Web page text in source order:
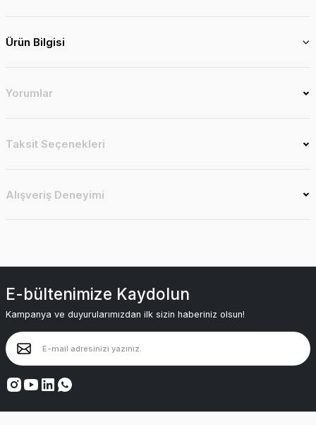
Ürün Bilgisi
Yorumlar
Taksit Seçenekleri
Alışveriş Deneyimi
E-bültenimize Kaydolun
Kampanya ve duyurularımızdan ilk sizin haberiniz olsun!